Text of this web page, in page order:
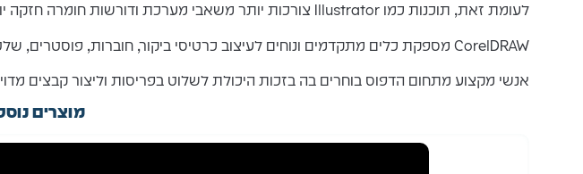
לעומת זאת, תוכנות כמו Illustrator צורכות יותר משאבי מערכת ודורשות חומרה חזקה יותר להפעלה חלקה.
CorelDRAW מספקת כלים מתקדמים ונוחים לעיצוב כרטיסי ביקור, חוברות, פוסטרים, שלטי חוצות ואריזות מוצרים.
אנשי מקצוע מתחום הדפוס בוחרים בה בזכות היכולת לשלוט בפריסות וליצור קבצים
מוצרים